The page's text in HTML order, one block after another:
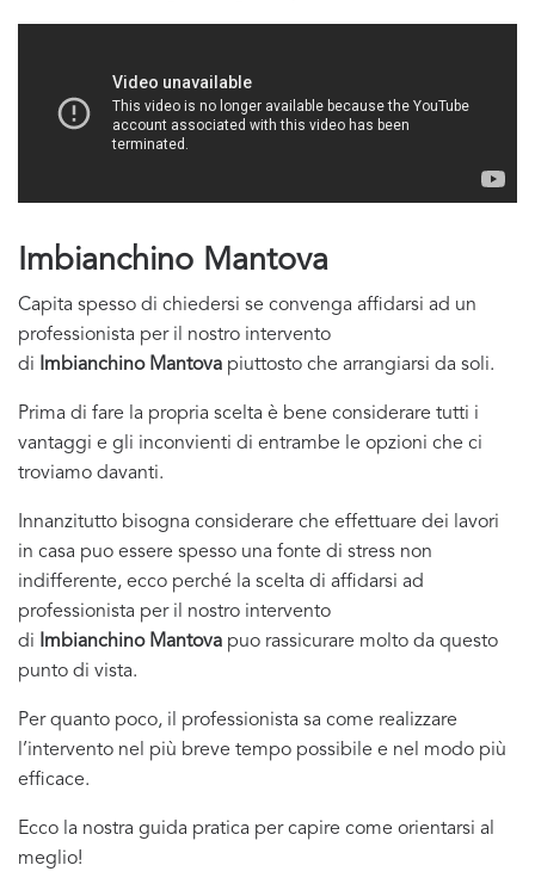
Imbianchino Mantova
Capita spesso di chiedersi se convenga affidarsi ad un
professionista per il nostro intervento
di
Imbianchino Mantova piuttosto che arrangiarsi da soli.
Prima di fare la propria scelta è bene considerare tutti i
vantaggi e gli inconvienti di entrambe le opzioni che ci
troviamo davanti.
Innanzitutto bisogna considerare che effettuare dei lavori
in casa puo essere spesso una fonte di stress non
indifferente, ecco perché la scelta di affidarsi ad
professionista per il nostro intervento
di
Imbianchino Mantova puo rassicurare molto da questo
punto di vista.
Per quanto poco, il professionista sa come realizzare
l’intervento nel più breve tempo possibile e nel modo più
efficace.
Ecco la nostra guida pratica per capire come orientarsi al
meglio!